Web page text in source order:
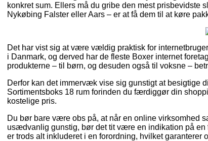
konkret sum. Ellers må du gribe den mest prisbevidste
Nykøbing Falster eller Aars – er at få dem til at køre
Det har vist sig at være vældig praktisk for
i Danmark, og derved har de fleste Boxer internet
produkterne – til børn, og desuden også til voksne –
Derfor kan det immervæk vise sig gunstigt at besigtige
Sortimentsboks 18 rum forinden du færdiggør din
kostelige pris.
Du bør bare være obs på, at når en online virksomhed
usædvanlig gunstig, bør det tit være en indikation på
er trods alt inkluderet i en forordning, hvilket garanterer